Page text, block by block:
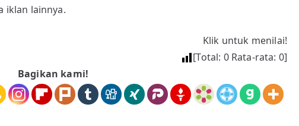
iklan lainnya.
Klik untuk menilai!
[Total: 0Rata-rata: 0]
Bagikan kami!